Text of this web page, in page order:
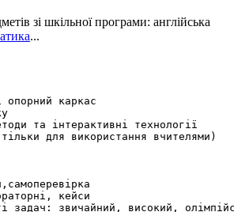
зі шкільної програми: англійська
...